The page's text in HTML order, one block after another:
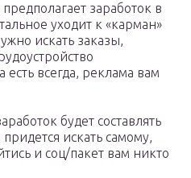
заработок в
уходит к «карман»
искать заказы,
всегда, реклама вам
будет составлять
искать самому,
и соц/пакет вам никто